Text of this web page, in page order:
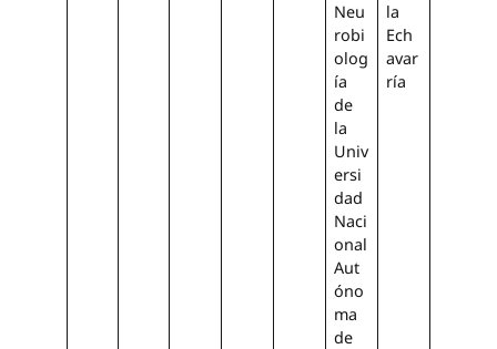
Neu
robi
olog
ía
de
la
Univ
ersi
dad
Naci
onal
Aut
óno
ma
de
la
Ech
avar
ría